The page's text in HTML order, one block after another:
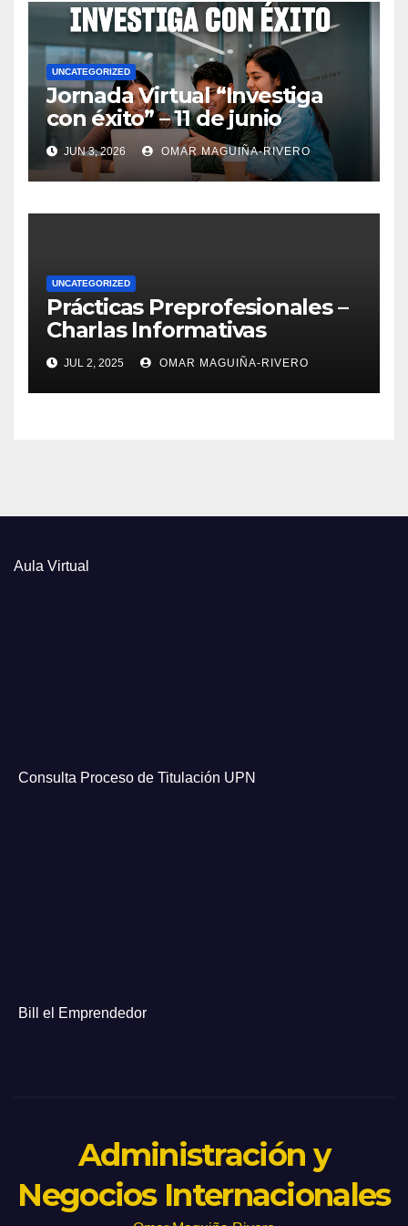
UNCATEGORIZED
Jornada Virtual “Investiga
con éxito” – 11 de junio
JUN 3, 2026 OMAR MAGUIÑA-RIVERO
UNCATEGORIZED
Prácticas Preprofesionales –
Charlas Informativas
JUL 2, 2025 OMAR MAGUIÑA-RIVERO
Aula Virtual
Consulta Proceso de Titulación UPN
Bill el Emprendedor
Administración y
Negocios Internacionales